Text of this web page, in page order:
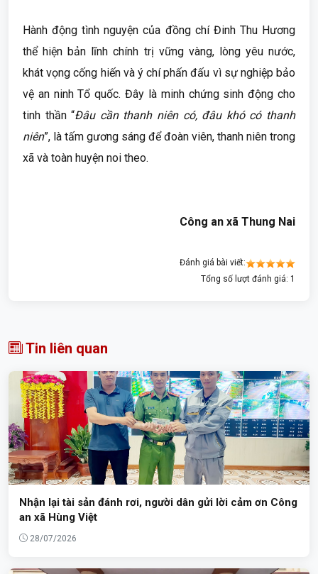
Hành động tình nguyện của đồng chí Đinh Thu Hương
thể hiện bản lĩnh chính trị vững vàng, lòng yêu nước,
khát vọng cống hiến và ý chí phấn đấu vì sự nghiệp bảo
vệ an ninh Tổ quốc. Đây là minh chứng sinh động cho
tinh thần “Đâu cần thanh niên có, đâu khó có thanh
niên”, là tấm gương sáng để đoàn viên, thanh niên trong
xã và toàn huyện noi theo.
Công an xã Thung Nai
Đánh giá bài viết:
Tổng số lượt đánh giá: 1
Tin liên quan
Nhận lại tài sản đánh rơi, người dân gửi lời cảm ơn Công
an xã Hùng Việt
28/07/2026